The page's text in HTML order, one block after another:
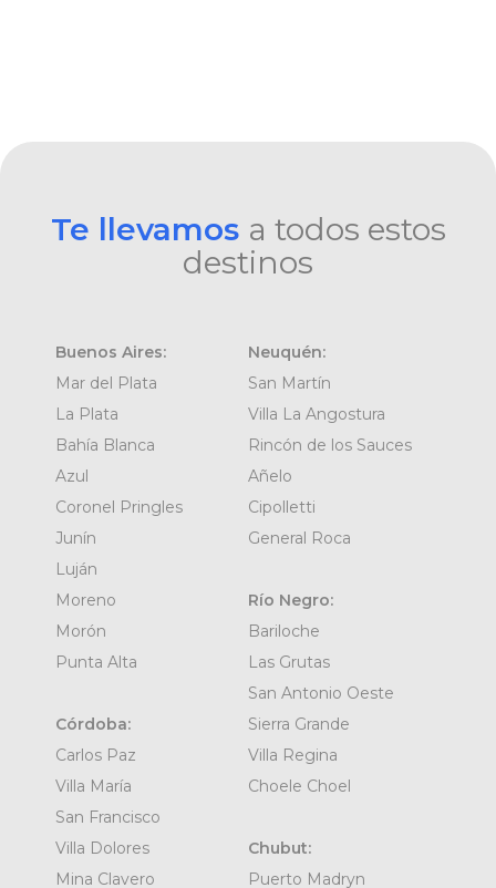
Te llevamos a todos estos
destinos
Buenos Aires:
Mar del Plata
La Plata
Bahía Blanca
Azul
Coronel Pringles
Junín
Luján
Moreno
Morón
Punta Alta
Córdoba:
Carlos Paz
Villa María
San Francisco
Villa Dolores
Mina Clavero
Neuquén:
San Martín
Villa La Angostura
Rincón de los Sauces
Añelo
Cipolletti
General Roca
Río Negro:
Bariloche
Las Grutas
San Antonio Oeste
Sierra Grande
Villa Regina
Choele Choel
Chubut:
Puerto Madryn